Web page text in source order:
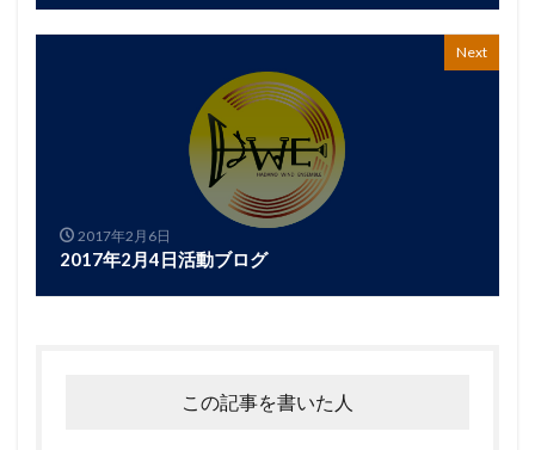
Next
2017年2月6日
2017年2月4日活動ブログ
この記事を書いた人